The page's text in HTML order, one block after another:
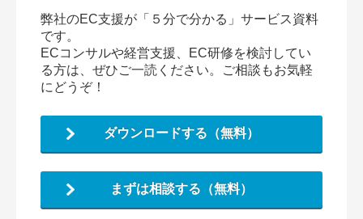
弊社のEC支援が「５分で分かる」サービス資料
です。
ECコンサルや経営支援、EC研修を検討してい
る方は、ぜひご一読ください。ご相談もお気軽
にどうぞ！
ダウンロードする（無料）
まずは相談する（無料）